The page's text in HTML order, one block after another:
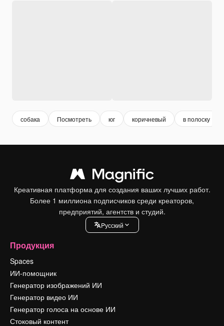
собака Посмотреть юг коричневый в полоску
Креативная платформа для создания ваших лучших работ.
Более 1 миллиона подписчиков среди креаторов,
предприятий, агентств и студий.
Pусский
Продукция
Spaces
ИИ-помощник
Генератор изображений ИИ
Генератор видео ИИ
Генератор голоса на основе ИИ
Стоковый контент